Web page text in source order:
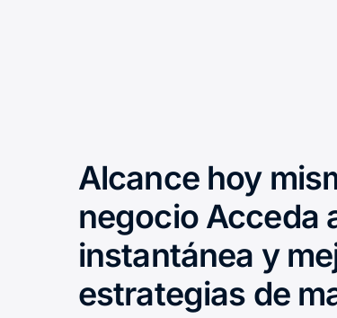
Alcance hoy
negocio Acceda
instantánea y
estrategias de